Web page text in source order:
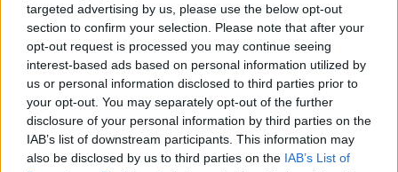
targeted advertising by us, please use the below opt-out
section to confirm your selection. Please note that after your
opt-out request is processed you may continue seeing
interest-based ads based on personal information utilized by
us or personal information disclosed to third parties prior to
your opt-out. You may separately opt-out of the further
disclosure of your personal information by third parties on the
IAB’s list of downstream participants. This information may
also be disclosed by us to third parties on the IAB’s List of